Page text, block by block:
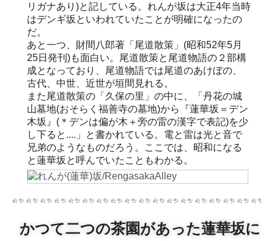
リガナあり)と記している。れんが坂は大正4年当時
はデンギ坂といわれていたことが明確になったの
だ。
あと一つ、財間八郎著「尾道散策」(昭和52年5月
25日発刊)も面白い。尾道散策と尾道物語の２部構
成となっており、尾道物語では尾道のあけぼの、
古代、中世、近世が垣間見れる。
また尾道散策の「久保の里」の中に、「丹花の城
山墓地(おそらく福善寺の墓地)から『蓮華坂＝デン
木坂』(＊デンは偏が木＋旁の雷の漢字で表記)を少
し下ると....」と書かれている。電と雷は光と音で
兄弟のようなものだろう。ここでは、昭和になる
と蓮華坂と呼んでいたこともわかる。
かつて二つの茶園があった蓮華坂に